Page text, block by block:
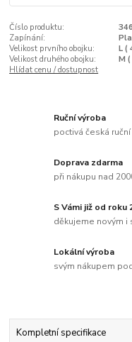
Číslo produktu:
346
Zapínání:
Velikost prvního obojku:
L (
Velikost druhého obojku:
M
Hlídat cenu / dostupnost
Ruční výroba
poctivá česká
Doprava zdarma
při nákupu nad
S Vámi již od roku
děkujeme novým i
Lokální výroba
svým nákupem
Kompletní specifikace